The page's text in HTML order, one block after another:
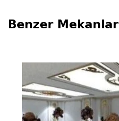
Benzer Mekanlar